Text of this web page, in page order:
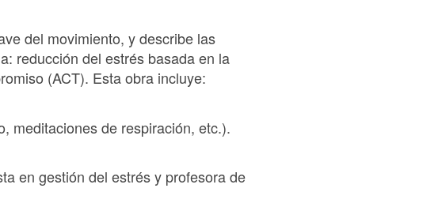
del movimiento, y describe las
reducción del estrés basada en la
(ACT). Esta obra incluye:
meditaciones de respiración, etc.).
en gestión del estrés y profesora de